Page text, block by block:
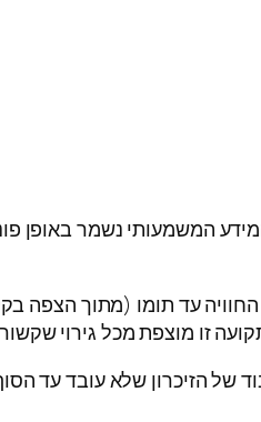
המשמעותי נשמר באופן
עד תומו (מתוך הצפה
זו מוצפת מכל גירוי
של הזיכרון שלא עובד עד